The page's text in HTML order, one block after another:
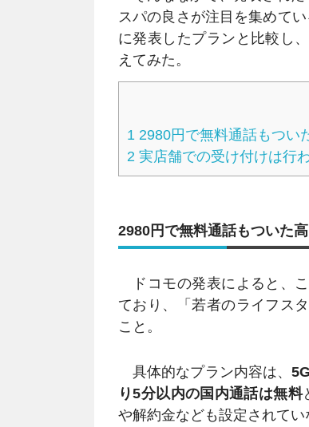
スパの良さが注目を集めて
に発表したプランと比較し
えてみた。
1 2980円で無料通話もつい
2 実店舗での受け付けは行
2980円で無料通話もついた
ドコモの発表によると、
ており、「若者のライフス
こと。
具体的なプラン内容は、
り5分以内の国内通話は無料
や解約金なども設定されてい